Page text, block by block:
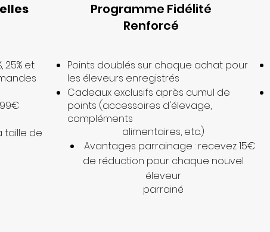
25% et
taille de
Programme Fidélité
Renforcé
Points doublés sur chaque achat pour
les éleveurs enregistrés
Cadeaux exclusifs après cumul de
points (accessoires d'élevage,
compléments
alimentaires, etc.)
Avantages parrainage : recevez 15€
de réduction pour chaque nouvel
éleveur
parrainé